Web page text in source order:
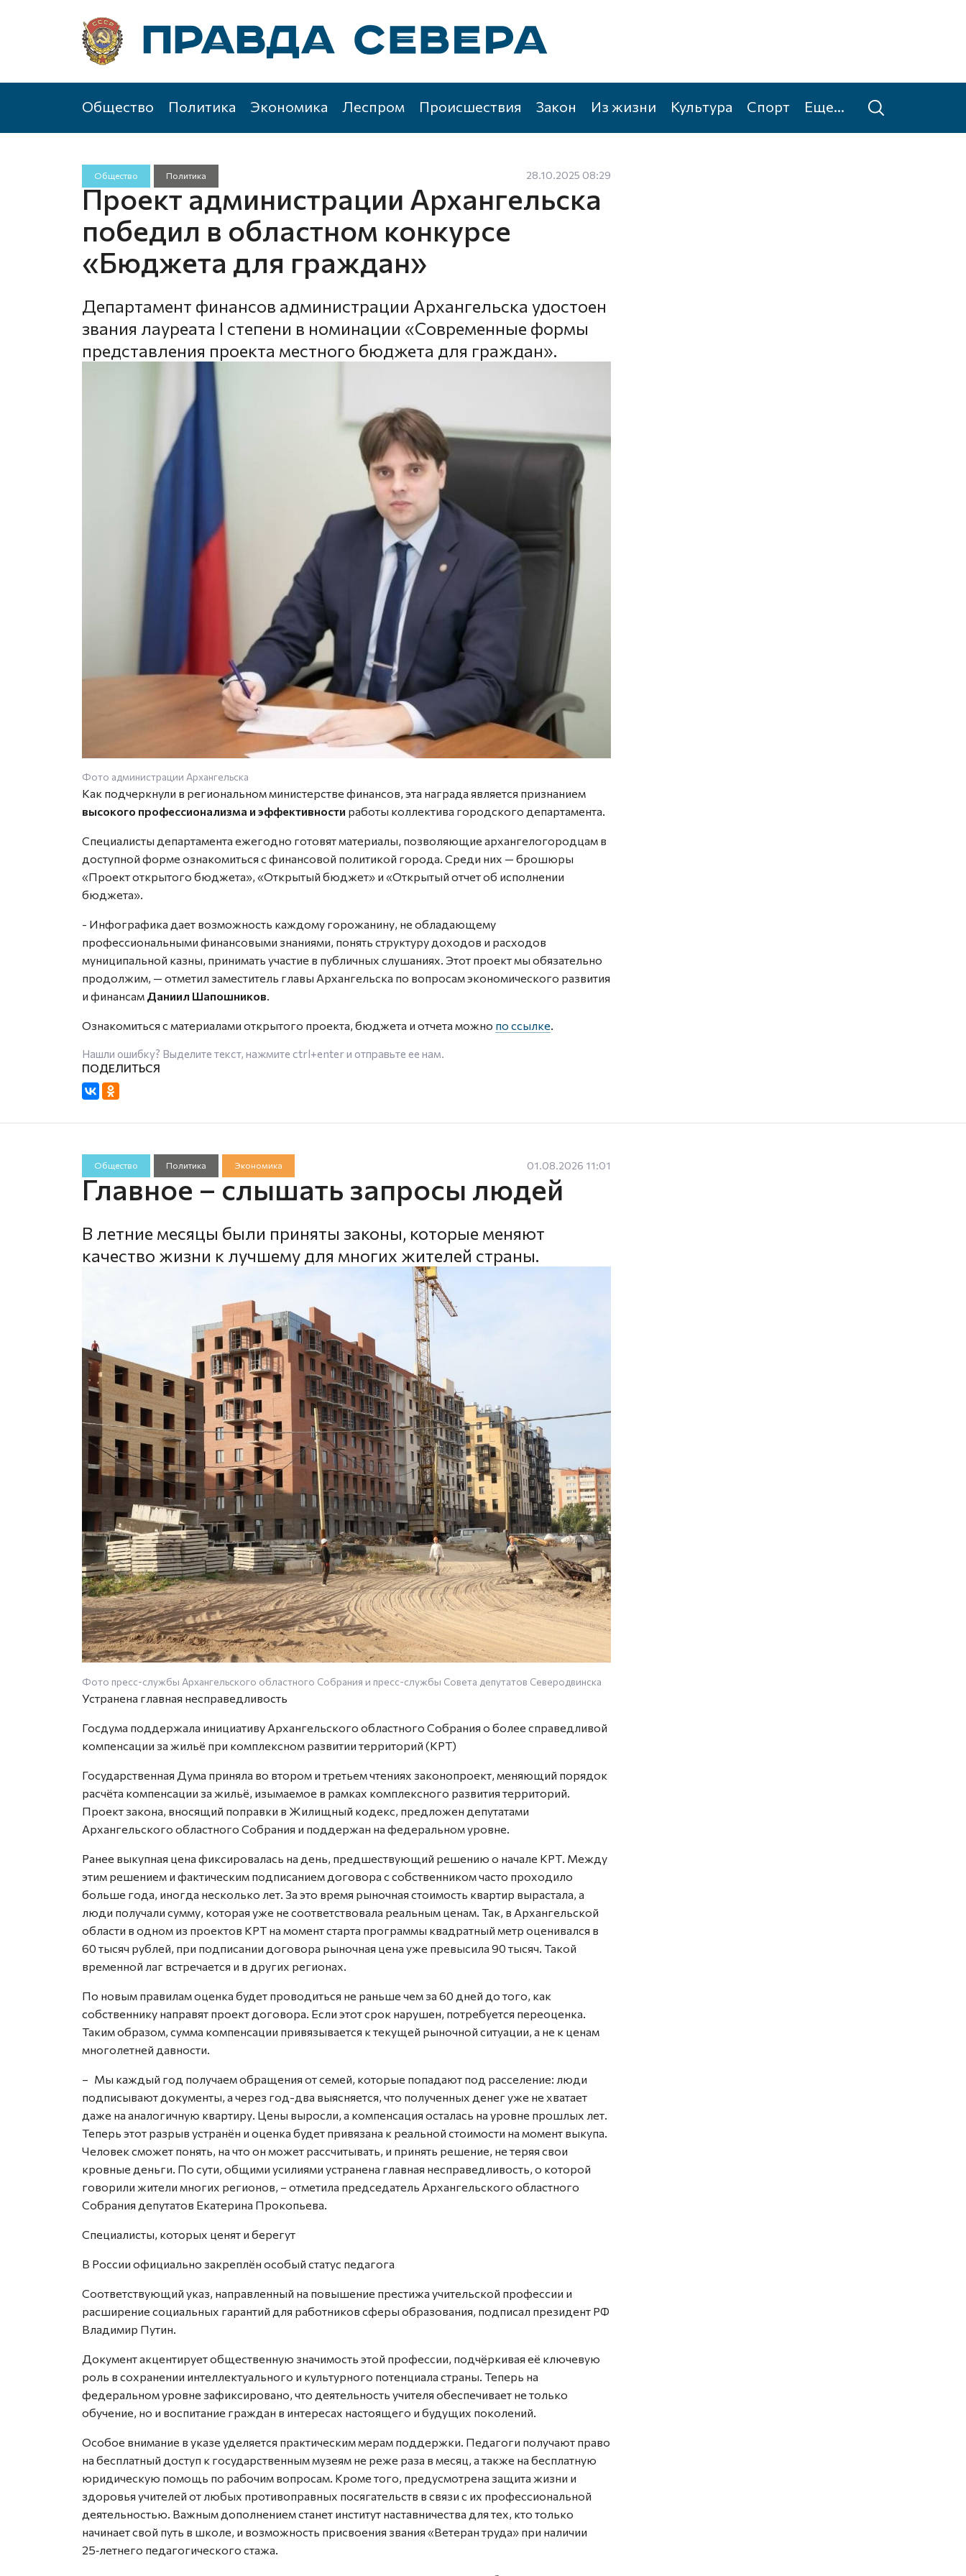
Общество Политика Экономика Леспром Происшествия Закон Из жизни Культура Спорт Еще...
Общество Политика 28.10.2025 08:29
Проект администрации Архангельска
победил в областном конкурсе
«Бюджета для граждан»
Департамент финансов администрации Архангельска удостоен
звания лауреата I степени в номинации «Современные формы
представления проекта местного бюджета для граждан».
Фото администрации Архангельска
Как подчеркнули в региональном министерстве финансов, эта награда является признанием
высокого профессионализма и эффективности работы коллектива городского департамента.
Специалисты департамента ежегодно готовят материалы, позволяющие архангелогородцам в
доступной форме ознакомиться с финансовой политикой города. Среди них — брошюры
«Проект открытого бюджета», «Открытый бюджет» и «Открытый отчет об исполнении
бюджета».
- Инфографика дает возможность каждому горожанину, не обладающему
профессиональными финансовыми знаниями, понять структуру доходов и расходов
муниципальной казны, принимать участие в публичных слушаниях. Этот проект мы обязательно
продолжим, — отметил заместитель главы Архангельска по вопросам экономического развития
и финансам Даниил Шапошников.
Ознакомиться с материалами открытого проекта, бюджета и отчета можно по ссылке.
Нашли ошибку? Выделите текст, нажмите ctrl+enterи отправьте ее нам.
Общество Политика Экономика 01.08.2026 11:01
Главное – слышать запросы людей
В летние месяцы были приняты законы, которые меняют
качество жизни к лучшему для многих жителей страны.
Фото пресс-службы Архангельского областного Собрания и пресс-службы Совета депутатов Северодвинска
Устранена главная несправедливость
Госдума поддержала инициативу Архангельского областного Собрания о более справедливой
компенсации за жильё при комплексном развитии территорий (КРТ)
Государственная Дума приняла во втором и третьем чтениях законопроект, меняющий порядок
расчёта компенсации за жильё, изымаемое в рамках комплексного развития территорий.
Проект закона, вносящий поправки в Жилищный кодекс, предложен депутатами
Архангельского областного Собрания и поддержан на федеральном уровне.
Ранее выкупная цена фиксировалась на день, предшествующий решению о начале КРТ. Между
этим решением и фактическим подписанием договора с собственником часто проходило
больше года, иногда несколько лет. За это время рыночная стоимость квартир вырастала, а
люди получали сумму, которая уже не соответствовала реальным ценам. Так, в Архангельской
области в одном из проектов КРТ на момент старта программы квадратный метр оценивался в
60 тысяч рублей, при подписании договора рыночная цена уже превысила 90 тысяч. Такой
временной лаг встречается и в других регионах.
По новым правилам оценка будет проводиться не раньше чем за 60 дней до того, как
собственнику направят проект договора. Если этот срок нарушен, потребуется переоценка.
Таким образом, сумма компенсации привязывается к текущей рыночной ситуации, а не к ценам
многолетней давности.
– Мы каждый год получаем обращения от семей, которые попадают под расселение: люди
подписывают документы, а через год-два выясняется, что полученных денег уже не хватает
даже на аналогичную квартиру. Цены выросли, а компенсация осталась на уровне прошлых лет.
Теперь этот разрыв устранён и оценка будет привязана к реальной стоимости на момент выкупа.
Человек сможет понять, на что он может рассчитывать, и принять решение, не теряя свои
кровные деньги. По сути, общими усилиями устранена главная несправедливость, о которой
говорили жители многих регионов, – отметила председатель Архангельского областного
Собрания депутатов Екатерина Прокопьева.
Специалисты, которых ценят и берегут
В России официально закреплён особый статус педагога
Соответствующий указ, направленный на повышение престижа учительской профессии и
расширение социальных гарантий для работников сферы образования, подписал президент РФ
Владимир Путин.
Документ акцентирует общественную значимость этой профессии, подчёркивая её ключевую
роль в сохранении интеллектуального и культурного потенциала страны. Теперь на
федеральном уровне зафиксировано, что деятельность учителя обеспечивает не только
обучение, но и воспитание граждан в интересах настоящего и будущих поколений.
Особое внимание в указе уделяется практическим мерам поддержки. Педагоги получают право
на бесплатный доступ к государственным музеям не реже раза в месяц, а также на бесплатную
юридическую помощь по рабочим вопросам. Кроме того, предусмотрена защита жизни и
здоровья учителей от любых противоправных посягательств в связи с их профессиональной
деятельностью. Важным дополнением станет институт наставничества для тех, кто только
начинает свой путь в школе, и возможность присвоения звания «Ветеран труда» при наличии
25‑летнего педагогического стажа.